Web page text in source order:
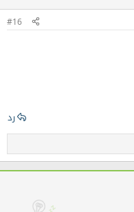
#16
رد